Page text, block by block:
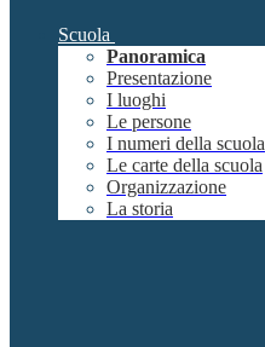
Scuola
Panoramica
Presentazione
I luoghi
Le persone
I numeri della scuola
Le carte della scuola
Organizzazione
La storia